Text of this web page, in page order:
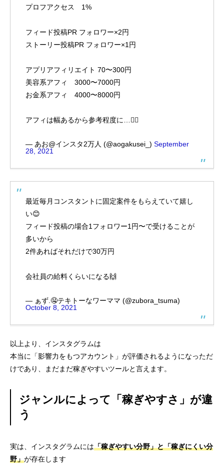
プロフアクセス 1%
フィード投稿PR フォロワー×2円
ストーリー投稿PR フォロワー×1円
アプリアフィリエイト 70〜300円
美容系アフィ 3000〜7000円
お金系アフィ 4000〜8000円
アフィは幅あるから参考程度に…🙇‍♀️
— あお@インスタ2万人 (@aogakusei_) September
28, 2021
最近毎月コンスタントに固定案件をもらえていて嬉し
い😊
フィード投稿の場合1フォロワー1円〜で受けることが
多いから
2件あればそれだけで30万円
会社員の給料くらいになる🙌
— ぁず.🤤テキトーなワーママ (@zubora_tsuma)
October 8, 2021
以上より、インスタグラムは
本当に「影響力をもつアカウント」が評価されるようになっただ
けであり、まだまだ稼ぎやすいツールと言えます。
ジャンルによって「稼ぎやすさ」が違
う
実は、インスタグラムには「稼ぎやすい分野」と「稼ぎにくい分
野」が存在します